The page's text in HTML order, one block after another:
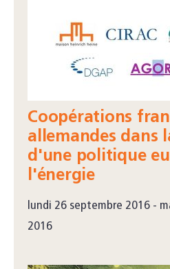
Coopérations
allemandes dans
d'une politique
l'énergie
lundi 26 septembre 2016 -
2016